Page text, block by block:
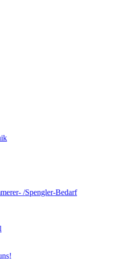
/Spengler-Bedarf